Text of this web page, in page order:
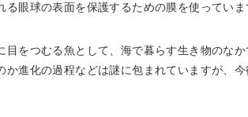
眼球の表面を保護するための膜を使っていま
をつむる魚として、海で暮らす生き物のな
進化の過程などは謎に包まれていますが、今